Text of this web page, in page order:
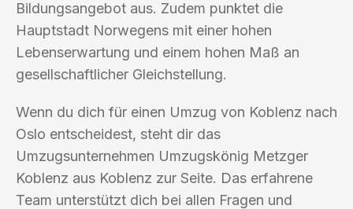
Bildungsangebot aus. Zudem punktet die
Hauptstadt Norwegens mit einer hohen
Lebenserwartung und einem hohen Maß an
gesellschaftlicher Gleichstellung.
Wenn du dich für einen Umzug von Koblenz nach
Oslo entscheidest, steht dir das
Umzugsunternehmen Umzugskönig Metzger
Koblenz aus Koblenz zur Seite. Das erfahrene
Team unterstützt dich bei allen Fragen und